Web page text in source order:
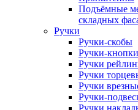
Подъёмные
складных
Ручки
Ручки-скобы
Ручки-кнопки
Ручки
Ручки
Ручки
Ручки-
Ручки